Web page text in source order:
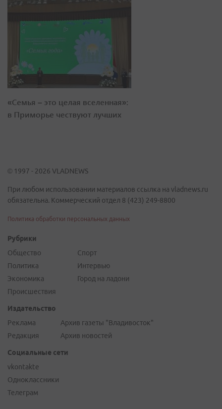
«Семья – это целая вселенная»:
в Приморье чествуют лучших
© 1997 - 2026 VLADNEWS
При любом использовании материалов ссылка на vladnews.ru
обязательна. Коммерческий отдел 8 (423) 249-8800
Политика обработки персональных данных
Рубрики
Общество
Политика
Экономика
Происшествия
Спорт
Интервью
Город на ладони
Издательство
Реклама
Редакция
Архив газеты "Владивосток"
Архив новостей
Социальные сети
vkontakte
Одноклассники
Телеграм